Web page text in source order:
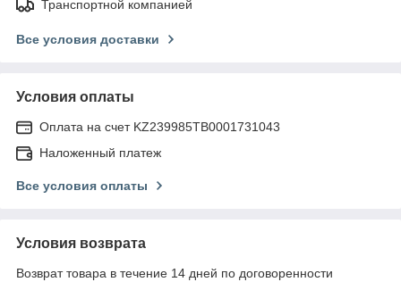
Транспортной компанией
Все условия доставки
Условия оплаты
Оплата на счет KZ239985TB0001731043
Наложенный платеж
Все условия оплаты
Условия возврата
Возврат товара в течение 14 дней по договоренности